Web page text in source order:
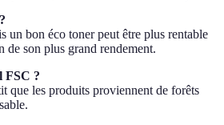
un bon éco toner peut être plus rentable
de son plus grand rendement.
FSC ?
que les produits proviennent de forêts